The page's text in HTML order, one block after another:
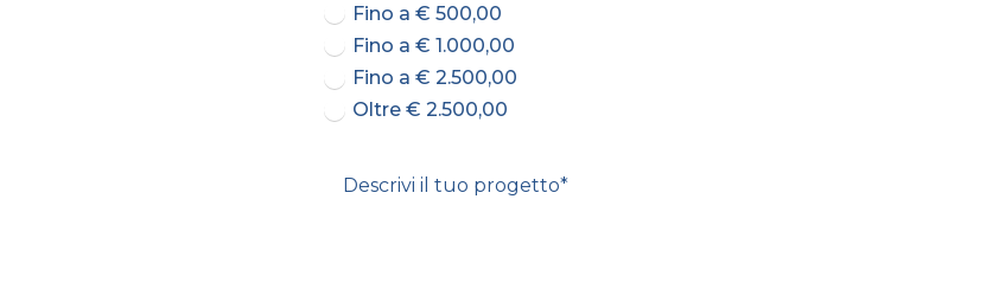
Fino a € 500,00
Fino a € 1.000,00
Fino a € 2.500,00
Oltre € 2.500,00